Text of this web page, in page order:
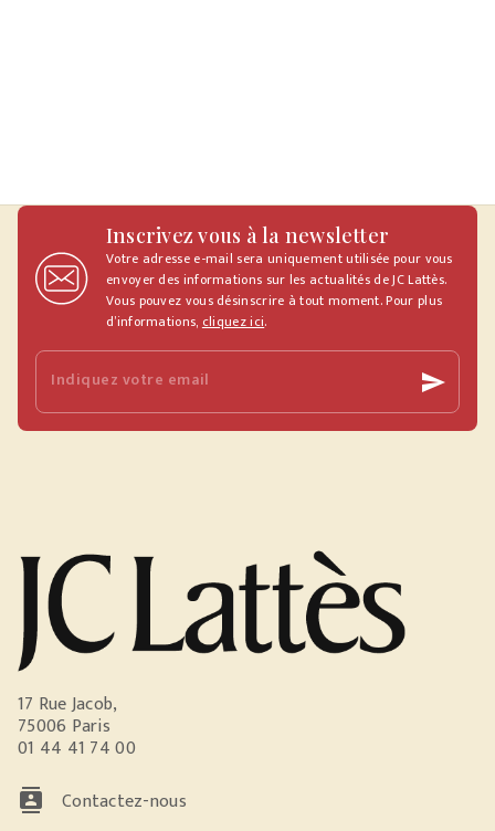
Inscrivez vous à la newsletter
Votre adresse e-mail sera uniquement utilisée pour vous
envoyer des informations sur les actualités de JC Lattès.
Vous pouvez vous désinscrire à tout moment. Pour plus
d’informations,cliquez ici.
Indiquez votre email send
17 Rue Jacob,
75006 Paris
01 44 41 74 00
contacts Contactez-nous